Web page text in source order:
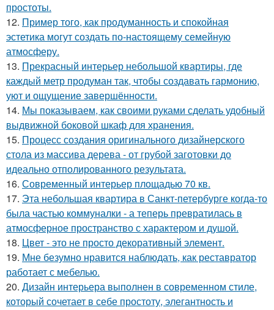
простоты.
12. Пример того, как продуманность и спокойная
эстетика могут создать по-настоящему семейную
атмосферу.
13. Прекрасный интерьер небольшой квартиры, где
каждый метр продуман так, чтобы создавать гармонию,
уют и ощущение завершённости.
14. Мы показываем, как своими руками сделать удобный
выдвижной боковой шкаф для хранения.
15. Процесс создания оригинального дизайнерского
стола из массива дерева - от грубой заготовки до
идеально отполированного результата.
16. Современный интерьер площадью 70 кв.
17. Эта небольшая квартира в Санкт-петербурге когда-то
была частью коммуналки - а теперь превратилась в
атмосферное пространство с характером и душой.
18. Цвет - это не просто декоративный элемент.
19. Мне безумно нравится наблюдать, как реставратор
работает с мебелью.
20. Дизайн интерьера выполнен в современном стиле,
который сочетает в себе простоту, элегантность и